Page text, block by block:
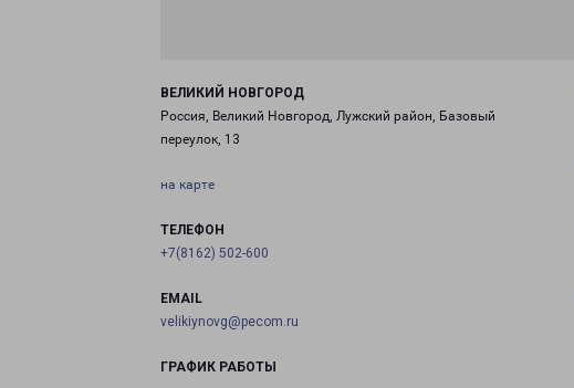
ВЕЛИКИЙ НОВГОРОД
Россия, Великий Новгород, Лужский район, Базовый
переулок, 13
на карте
ТЕЛЕФОН
+7(8162) 502-600
EMAIL
velikiynovg@pecom.ru
ГРАФИК РАБОТЫ